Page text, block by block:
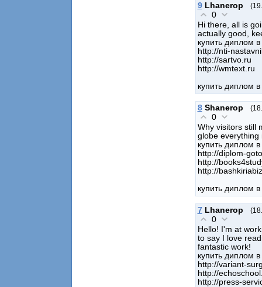
9 Lhanerop
0
Hi there, all is
actually good,
купить диплом в
http://nti-
http://sartvo.ru
http://wmtext.ru
купить диплом в
8 Shanerop
0
Why visitors still
globe everything
купить диплом
http://diplom-
http://
http://
купить диплом
7 Lhanerop
0
Hello! I'm at
to say I love
fantastic work!
купить диплом
http://variant-
http://
http://press-